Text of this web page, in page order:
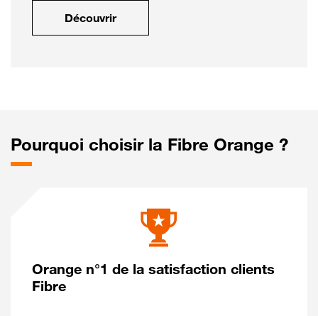
Découvrir
Pourquoi choisir la Fibre Orange ?
Orange n°1 de la satisfaction clients
Fibre